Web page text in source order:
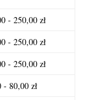
- 250,00 zł
- 250,00 zł
- 250,00 zł
- 80,00 zł